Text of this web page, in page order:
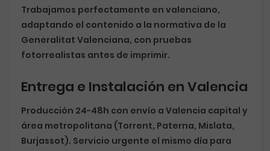
Trabajamos perfectamente en valenciano,
adaptando el contenido a la normativa de la
Generalitat Valenciana, con pruebas
fotorrealistas antes de imprimir.
Entrega e Instalación en Valencia
Producción 24-48h con envío a Valencia capital y
área metropolitana (Torrent, Paterna, Mislata,
Burjassot). Servicio urgente el mismo día para